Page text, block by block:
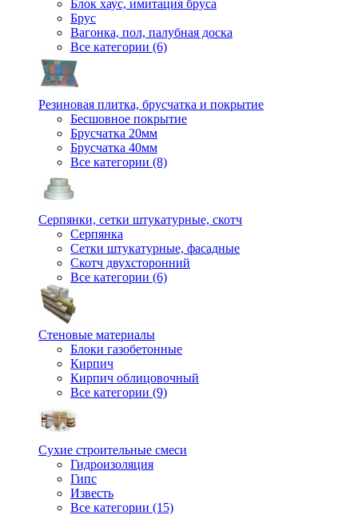
Блок хаус, имитация бруса
Брус
Вагонка, пол, палубная доска
Все категории (6)
Резиновая плитка, брусчатка и покрытие
Бесшовное покрытие
Брусчатка 20мм
Брусчатка 40мм
Все категории (8)
Серпянки, сетки штукатурные, скотч
Серпянка
Сетки штукатурные, фасадные
Скотч двухсторонний
Все категории (6)
Стеновые материалы
Блоки газобетонные
Кирпич
Кирпич облицовочный
Все категории (9)
Сухие строительные смеси
Гидроизоляция
Гипс
Известь
Все категории (15)